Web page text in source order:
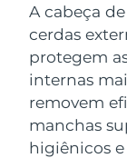
A cabeça
cerdas
protegem
internas
removem
manchas
higiênicos